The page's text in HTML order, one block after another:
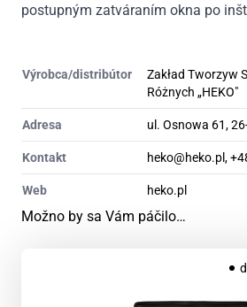
postupným zatváraním okna po
Výrobca/distribútor
Zakład Tworzyw
Różnych „HEKO"
Adresa ul. Osnowa 61,
Kontakt heko@heko.pl,
Web heko.pl
Možno by sa Vám páčilo…